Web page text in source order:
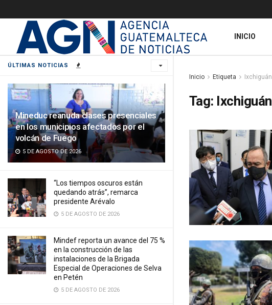
ÚLTIMAS NOTICIAS
Mineduc reanuda clases presenciales
en los municipios afectados por el
volcán de Fuego
5 DE AGOSTO DE 2026
“Los tiempos oscuros están
quedando atrás”, remarca
presidente Arévalo
5 DE AGOSTO DE 2026
Mindef reporta un avance del 75 %
en la construcción de las
instalaciones de la Brigada
Especial de Operaciones de Selva
en Petén
5 DE AGOSTO DE 2026
INICIO
Inicio Etiqueta Ixchiguán
Tag: Ixchiguán